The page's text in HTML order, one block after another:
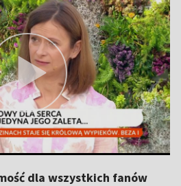
dla wszystkich fanów